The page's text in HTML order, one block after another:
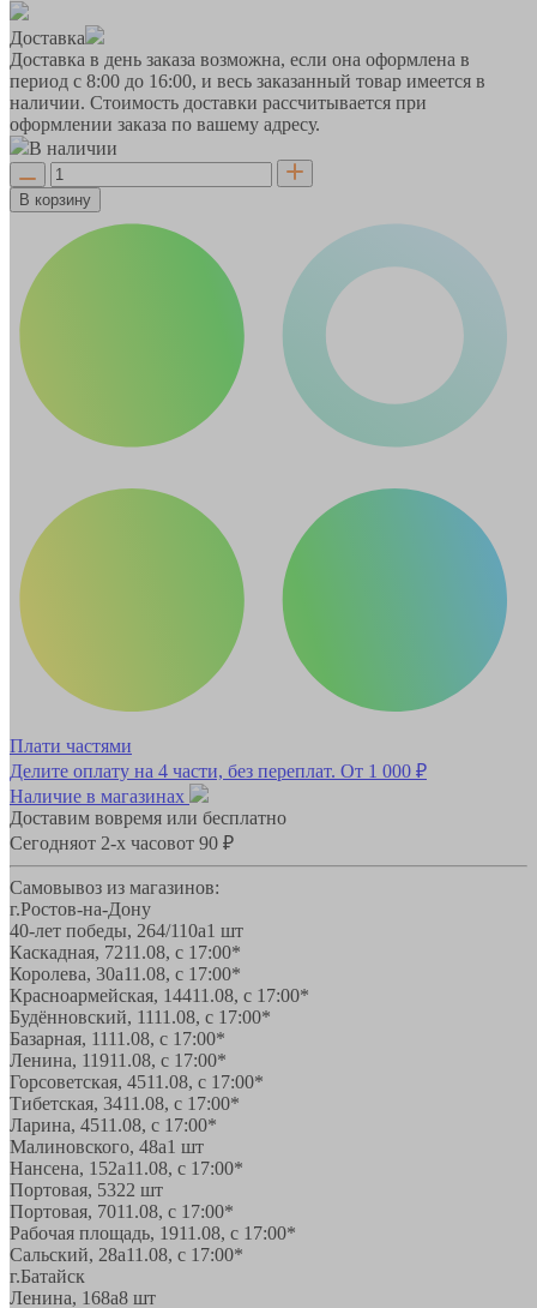
Доставка
Доставка в день заказа возможна, если она оформлена в
период с 8:00 до 16:00, и весь заказанный товар имеется в
наличии. Стоимость доставки рассчитывается при
оформлении заказа по вашему адресу.
В наличии
В корзину
Плати частями
Делите оплату на 4 части, без переплат. От 1 000 ₽
Наличие в магазинах
Доставим вовремя или бесплатно
Сегодняот 2-х часовот 90 ₽
Самовывоз из магазинов:
г.Ростов-на-Дону
40-лет победы, 264/110а1 шт
Каскадная, 7211.08, с 17:00*
Королева, 30а11.08, с 17:00*
Красноармейская, 14411.08, с 17:00*
Будённовский, 1111.08, с 17:00*
Базарная, 1111.08, с 17:00*
Ленина, 11911.08, с 17:00*
Горсоветская, 4511.08, с 17:00*
Тибетская, 3411.08, с 17:00*
Ларина, 4511.08, с 17:00*
Малиновского, 48а1 шт
Нансена, 152а11.08, с 17:00*
Портовая, 5322 шт
Портовая, 7011.08, с 17:00*
Рабочая площадь, 1911.08, с 17:00*
Сальский, 28a11.08, с 17:00*
г.Батайск
Ленина, 168а8 шт